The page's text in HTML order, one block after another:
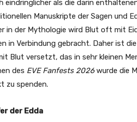
eindringlicher als die darin
Manuskripte der Sagen und
in der Mythologie wird Blut oft mit
in Verbindung gebracht. Daher ist
Blut versetzt, das in sehr kleinen
des EVE Fanfests 2026wurde die
zu spenden.
der Edda